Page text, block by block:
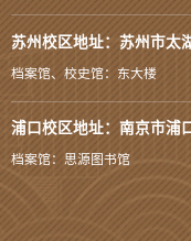
苏州校区地址：苏州市太
档案馆、校史馆：东大楼
浦口校区地址：南京市浦
档案馆：思源图书馆